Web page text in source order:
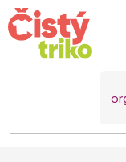
Přejít
na
obsah